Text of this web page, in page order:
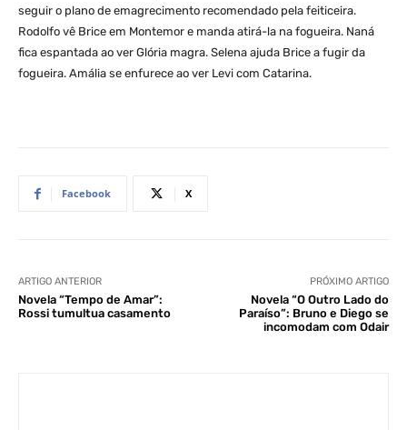
seguir o plano de emagrecimento recomendado pela feiticeira.
Rodolfo vê Brice em Montemor e manda atirá-la na fogueira. Naná
fica espantada ao ver Glória magra. Selena ajuda Brice a fugir da
fogueira. Amália se enfurece ao ver Levi com Catarina.
Facebook X
ARTIGO ANTERIOR
Novela “Tempo de Amar”:
Rossi tumultua casamento
PRÓXIMO ARTIGO
Novela “O Outro Lado do
Paraíso”: Bruno e Diego se
incomodam com Odair